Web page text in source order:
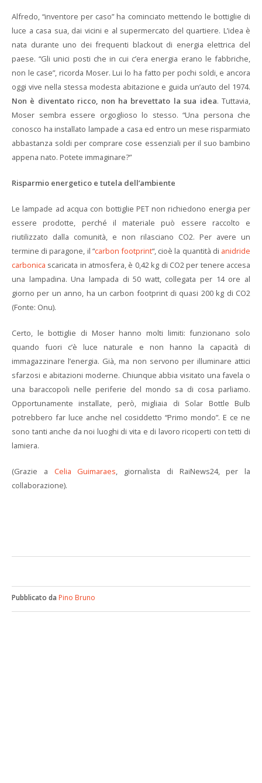
Alfredo, “inventore per caso” ha cominciato mettendo le bottiglie di
luce a casa sua, dai vicini e al supermercato del quartiere. L’idea è
nata durante uno dei frequenti blackout di energia elettrica del
paese. “Gli unici posti che in cui c’era energia erano le fabbriche,
non le case”, ricorda Moser. Lui lo ha fatto per pochi soldi, e ancora
oggi vive nella stessa modesta abitazione e guida un’auto del 1974.
Non è diventato ricco, non ha brevettato la sua idea. Tuttavia,
Moser sembra essere orgoglioso lo stesso. “Una persona che
conosco ha installato lampade a casa ed entro un mese risparmiato
abbastanza soldi per comprare cose essenziali per il suo bambino
appena nato. Potete immaginare?”
Risparmio energetico e tutela dell’ambiente
Le lampade ad acqua con bottiglie PET non richiedono energia per
essere prodotte, perché il materiale può essere raccolto e
riutilizzato dalla comunità, e non rilasciano CO2. Per avere un
termine di paragone, il “carbon footprint“, cioè la quantità di anidride
carbonica scaricata in atmosfera, è 0,42 kg di CO2 per tenere accesa
una lampadina. Una lampada di 50 watt, collegata per 14 ore al
giorno per un anno, ha un carbon footprint di quasi 200 kg di CO2
(Fonte: Onu).
Certo, le bottiglie di Moser hanno molti limiti: funzionano solo
quando fuori c’è luce naturale e non hanno la capacità di
immagazzinare l’energia. Già, ma non servono per illuminare attici
sfarzosi e abitazioni moderne. Chiunque abbia visitato una favela o
una baraccopoli nelle periferie del mondo sa di cosa parliamo.
Opportunamente installate, però, migliaia di Solar Bottle Bulb
potrebbero far luce anche nel cosiddetto “Primo mondo”. E ce ne
sono tanti anche da noi luoghi di vita e di lavoro ricoperti con tetti di
lamiera.
(Grazie a Celia Guimaraes, giornalista di RaiNews24, per la
collaborazione).
Pubblicato da Pino Bruno